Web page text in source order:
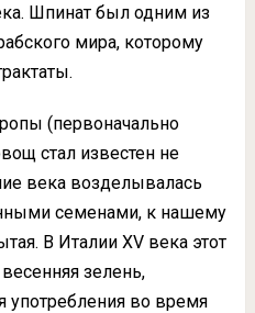
Шпинат был одним из
мира, которому
(первоначально
стал известен не
века возделывалась
семенами, к нашему
В Италии XV века этот
зелень,
употребления во время